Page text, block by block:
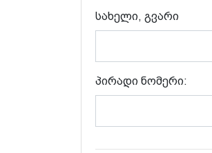
სახელი, გვარი
პირადი ნომერი: